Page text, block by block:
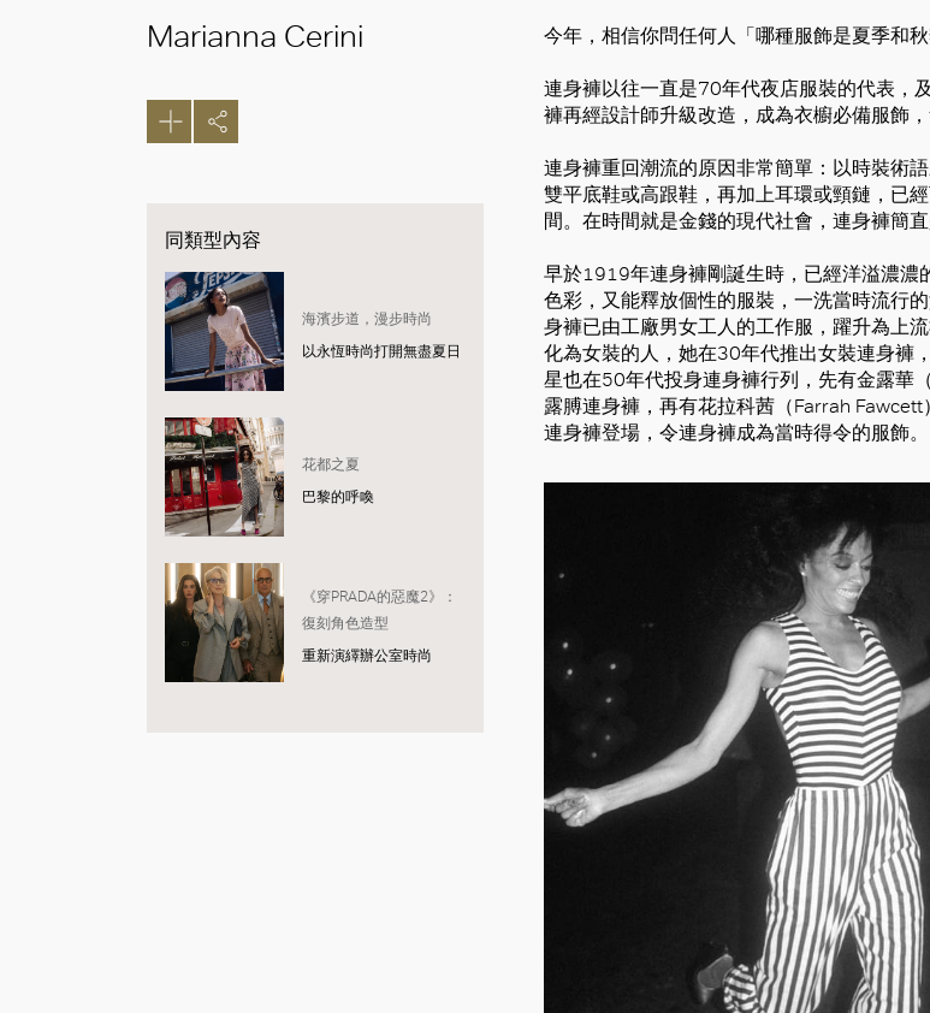
Marianna Cerini
同類型內容
海濱步道，漫步時尚
以永恆時尚打開無盡夏日
花都之夏
巴黎的呼喚
《穿PRADA的惡魔2》：
復刻角色造型
重新演繹辦公室時尚
今年，相信你問任何人「哪種服飾是夏季和
連身褲以往一直是70年代夜店服裝的代表，
褲再經設計師升級改造，成為衣櫥必備服飾
連身褲重回潮流的原因非常簡單：以時裝術
雙平底鞋或高跟鞋，再加上耳環或頸鏈，已
間。在時間就是金錢的現代社會，連身褲簡直
早於1919年連身褲剛誕生時，已經洋溢濃濃
色彩，又能釋放個性的服裝，一洗當時流行
身褲已由工廠男女工人的工作服，躍升為上
化為女裝的人，她在30年代推出女裝連身褲
星也在50年代投身連身褲行列，先有金露華
露膊連身褲，再有花拉科茜（Farrah
連身褲登場，令連身褲成為當時得令的服飾。